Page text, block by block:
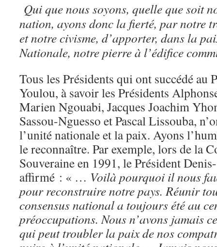
Qui que nous soyons, quelle que soit
nation, ayons donc la fierté, par notre
et notre civisme, d’apporter, dans la
Nationale, notre pierre à l’édifice
Tous les Présidents qui ont succédé au
Youlou, à savoir les Présidents
Marien Ngouabi, Jacques Joachim
Sassou-Nguesso et Pascal Lissouba,
l’unité nationale et la paix. Ayons
le reconnaître. Par exemple, lors de la
Souveraine en 1991, le Président
affirmé : « … Voilà pourquoi il nous
pour reconstruire notre pays. Réunir
consensus national a toujours été au
préoccupations. Nous n’avons jamais
qui peut troubler la paix de nos